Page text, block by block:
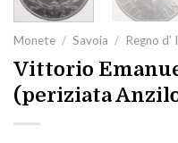
Monete / Savoia / Regno d’
Vittorio
(periziata